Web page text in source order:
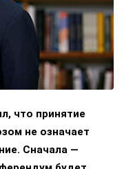
что принятие
не означает
Сначала —